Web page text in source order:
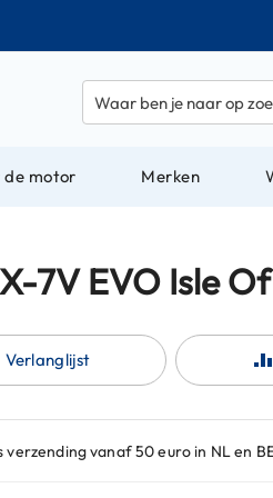
de motor Merken
7V EVO Isle
Verlanglijst